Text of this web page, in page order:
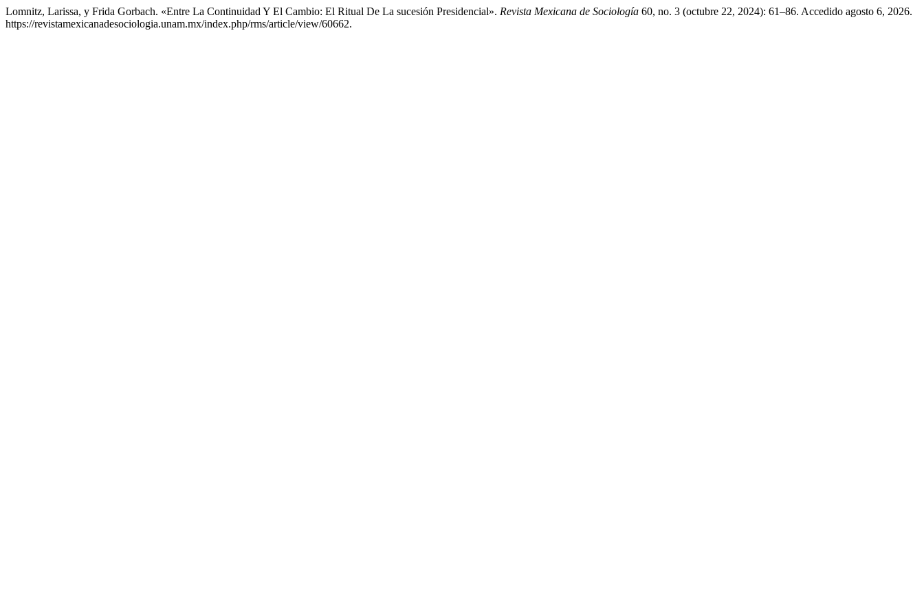
Lomnitz, Larissa, y Frida Gorbach. «Entre La Continuidad Y El Cambio: El Ritual De La sucesión Presidencial». Revista Mexicana de Sociología 60, no. 3 (octubre 22, 2024): 61–86. Accedido agosto 6, 2026.
https://revistamexicanadesociologia.unam.mx/index.php/rms/article/view/60662.